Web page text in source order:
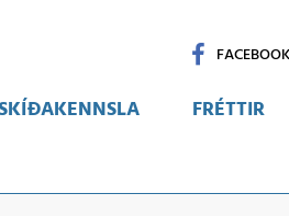
FACEBOOK
FRÉTTIR
Leita